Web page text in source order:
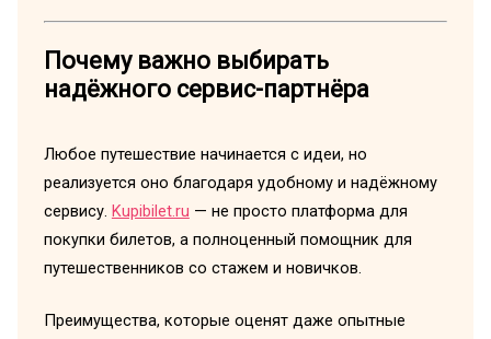
Почему важно выбирать
надёжного сервис-партнёра
Любое путешествие начинается с идеи, но
реализуется оно благодаря удобному и надёжному
сервису. Kupibilet.ru — не просто платформа для
покупки билетов, а полноценный помощник для
путешественников со стажем и новичков.
Преимущества, которые оценят даже опытные